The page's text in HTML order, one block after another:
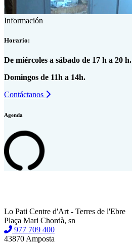
Información
Horario:
De miércoles a sábado de 17 h a 20 h.
Domingos de 11h a 14h.
Contáctanos
Agenda
Lo Pati Centre d'Art - Terres de l'Ebre
Plaça Mari Chordà, sn
977 709 400
43870 Amposta